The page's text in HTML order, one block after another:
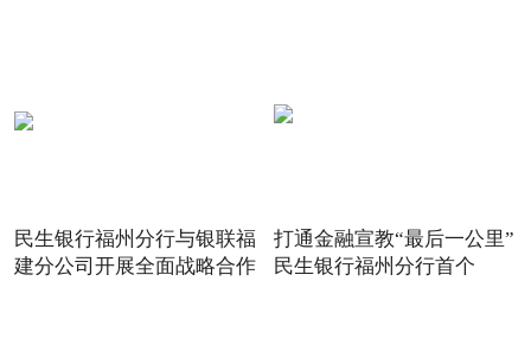
民生银行福州分行与银联福
建分公司开展全面战略合作
打通金融宣教“最后一公里”
民生银行福州分行首个